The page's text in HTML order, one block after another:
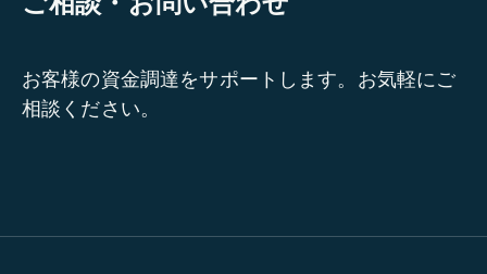
お客様の資金調達をサポートします。お気軽にご
相談ください。